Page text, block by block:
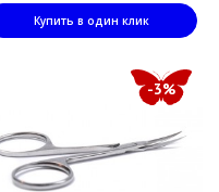
Купить в один клик
-3%